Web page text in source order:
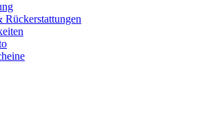
Rückerstattungen